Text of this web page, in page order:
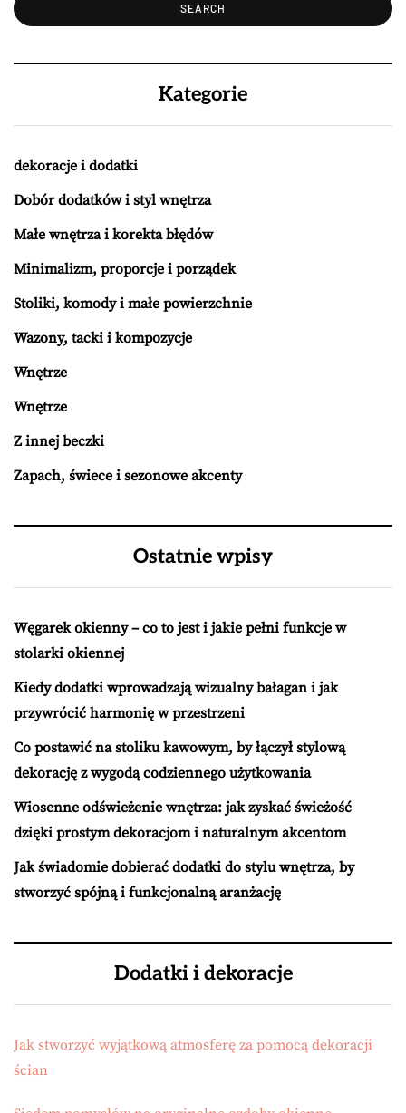
Kategorie
dekoracje i dodatki
Dobór dodatków i styl wnętrza
Małe wnętrza i korekta błędów
Minimalizm, proporcje i porządek
Stoliki, komody i małe powierzchnie
Wazony, tacki i kompozycje
Wnętrze
Wnętrze
Z innej beczki
Zapach, świece i sezonowe akcenty
Ostatnie wpisy
Węgarek okienny – co to jest i jakie pełni funkcje w
stolarki okiennej
Kiedy dodatki wprowadzają wizualny bałagan i jak
przywrócić harmonię w przestrzeni
Co postawić na stoliku kawowym, by łączył stylową
dekorację z wygodą codziennego użytkowania
Wiosenne odświeżenie wnętrza: jak zyskać świeżość
dzięki prostym dekoracjom i naturalnym akcentom
Jak świadomie dobierać dodatki do stylu wnętrza, by
stworzyć spójną i funkcjonalną aranżację
Dodatki i dekoracje
Jak stworzyć wyjątkową atmosferę za pomocą dekoracji
ścian